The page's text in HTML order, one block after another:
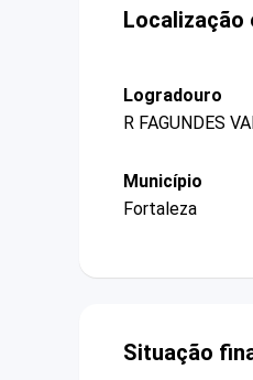
Localização
Logradouro
R FAGUNDES
Município
Fortaleza
Situação